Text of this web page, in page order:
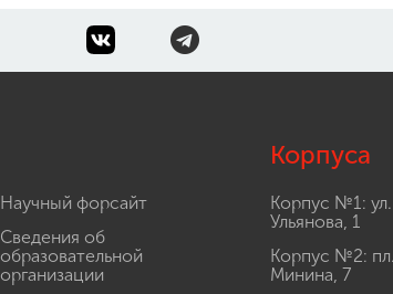
Научный форсайт
Сведения об
образовательной
организации
Корпуса
Корпус №1: ул.
Ульянова, 1
Корпус №2:
Минина, 7